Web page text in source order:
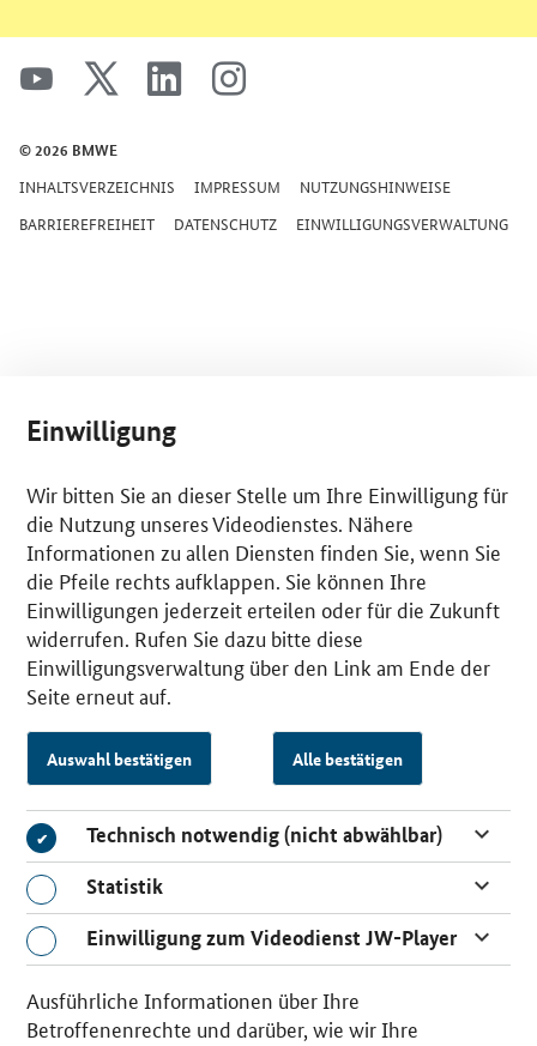
SrOnlyServicemenü
youtube linkedin instagram
© 2026 BMWE
INHALTSVERZEICHNIS IMPRESSUM
NUTZUNGSHINWEISE
BARRIEREFREIHEIT
DATENSCHUTZ EINWILLIGUNGSVERWALTUNG
Einwilligung
Wir bitten Sie an dieser Stelle um Ihre Einwilligung für
die Nutzung unseres Videodienstes. Nähere
Informationen zu allen Diensten finden Sie, wenn Sie
die Pfeile rechts aufklappen. Sie können Ihre
Einwilligungen jederzeit erteilen oder für die Zukunft
widerrufen. Rufen Sie dazu bitte diese
Einwilligungsverwaltung über den Link am Ende der
Seite erneut auf.
Auswahl bestätigen Alle bestätigen
Technisch notwendig (nicht abwählbar)
Technisch notwendig (nicht abwählbar)
Statistik
Statistik
Einwilligung zum Videodienst JW-Player
Einwilligung zum Videodienst JW-Player
Ausführliche Informationen über Ihre
Betroffenenrechte und darüber, wie wir Ihre